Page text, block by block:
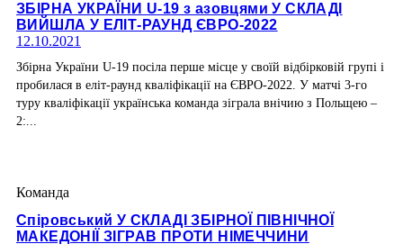
ЗБІРНА УКРАЇНИ U-19 з азовцями У СКЛАДІ
ВИЙШЛА У ЕЛІТ-РАУНД ЄВРО-2022
12.10.2021
Збірна України U-19 посіла перше місце у своїй відбірковій групі і
пробилася в еліт-раунд кваліфікації на ЄВРО-2022. У матчі 3-го
туру кваліфікації українська команда зіграла внічию з Польщею –
2:...
Команда
Спіровський У СКЛАДІ ЗБІРНОЇ ПІВНІЧНОЇ
МАКЕДОНІЇ ЗІГРАВ ПРОТИ НІМЕЧЧИНИ